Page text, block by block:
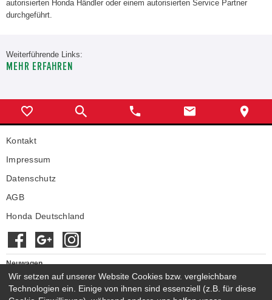
autorisierten Honda Händler oder einem autorisierten Service Partner
durchgeführt.
Weiterführende Links:
MEHR ERFAHREN
Kontakt
Impressum
Datenschutz
AGB
Honda Deutschland
Neuwagen
Honda Neuwagen
Gebrauchtwagen
Wir setzen auf unserer Website Cookies bzw. vergleichbare
Technologien ein. Einige von ihnen sind essenziell (z.B. für diese